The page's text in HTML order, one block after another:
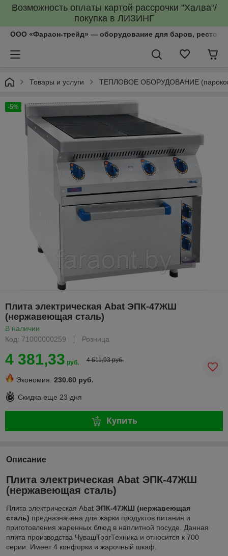
Возможность оплаты картой рассрочки "Халва"/
покупка в ЛИЗИНГ
ООО «Фараон-трейд»‎ — оборудование для баров,
Товары и услуги ТЕПЛОВОЕ ОБОРУДОВАНИЕ
-5%
Плита электрическая Abat ЭПК-47ЖШ
(нержавеющая сталь)
В наличии
Код: 71000000259
Розница
4 381,33 руб. 4 611,93 руб.
Экономия: 230.60 руб.
Скидка еще 23 дня
Купить
Описание
Плита электрическая Abat ЭПК-47ЖШ
(нержавеющая сталь)
Плита электрическая Abat ЭПК-47ЖШ (нержавеющая
сталь) предназначена для жарки продуктов питания и
приготовления жаренных блюд в наплитной посуде. Данная
плита производства ЧувашТоргТехника и относится к 700
серии. Имеет 4 конфорки и жарочный шкаф.